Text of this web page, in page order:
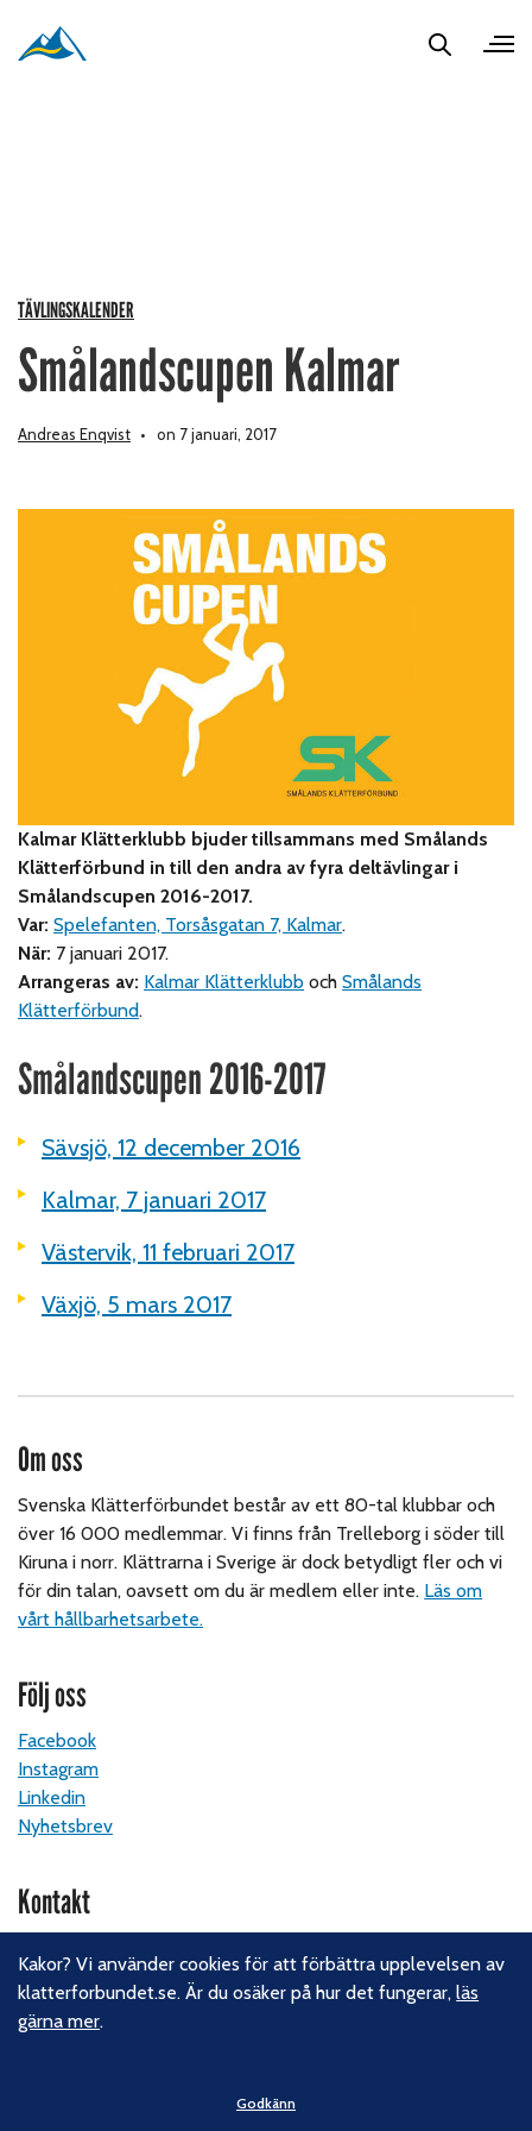
TÄVLINGSKALENDER
Smålandscupen Kalmar
Andreas Enqvist on 7 januari, 2017
Kalmar Klätterklubb bjuder tillsammans med Smålands
Klätterförbund in till den andra av fyra deltävlingar i
Smålandscupen 2016-2017.
Var:Spelefanten, Torsåsgatan 7, Kalmar.
När: 7 januari 2017.
Arrangeras av: Kalmar Klätterklubb ochSmålands
Klätterförbund.
Smålandscupen 2016-2017
Sävsjö, 12 december 2016
Kalmar, 7 januari 2017
Västervik, 11 februari 2017
Växjö, 5 mars 2017
Om oss
Svenska Klätterförbundet består av ett 80-tal klubbar och
över 16 000 medlemmar. Vi finns från Trelleborg i söder till
Kiruna i norr. Klättrarna i Sverige är dock betydligt fler och vi
för din talan, oavsett om du är medlem eller inte. Läs om
vårt hållbarhetsarbete.
Följ oss
Facebook
Instagram
Linkedin
Nyhetsbrev
Kontakt
Gotlandsgatan 46
116 65 Stockholm
Kakor? Vi använder cookies för att förbättra upplevelsen av
klatterforbundet.se. Är du osäker på hur det fungerar,läs
gärna mer.
Godkänn